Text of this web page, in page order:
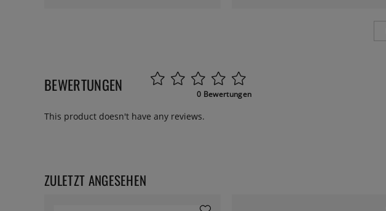
BEWERTUNGEN 0 Bewertungen
This product doesn't have any reviews.
ZULETZT ANGESEHEN